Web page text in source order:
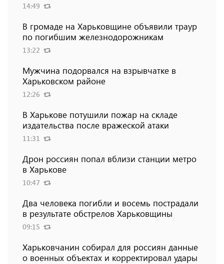
14:49
В громаде на Харьковщине объявили траур
по погибшим железнодорожникам
13:22
Мужчина подорвался на взрывчатке в
Харьковском районе
12:26
В Харькове потушили пожар на складе
издательства после вражеской атаки
11:31
Дрон россиян попал вблизи станции метро
в Харькове
10:47
Два человека погибли и восемь пострадали
в результате обстрелов Харьковщины
09:15
Харьковчанин собирал для россиян данные
о военных объектах и ​​корректировал удары